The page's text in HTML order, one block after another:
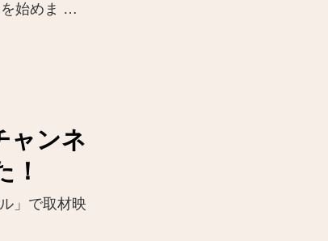
を始めま …
ャンネ
！
」で取材映